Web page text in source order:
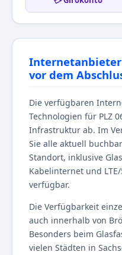
Internetanbieter
vor dem
Die verfügbaren
Technologien für PLZ
Infrastruktur ab. Im
Sie alle aktuell
Standort, inklusive
Kabelinternet und
verfügbar.
Die Verfügbarkeit
auch innerhalb von
Besonders beim
vielen Städten in